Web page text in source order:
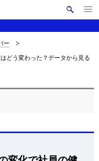
検
メ
ニ
く
ー
どう変わった？データから見る